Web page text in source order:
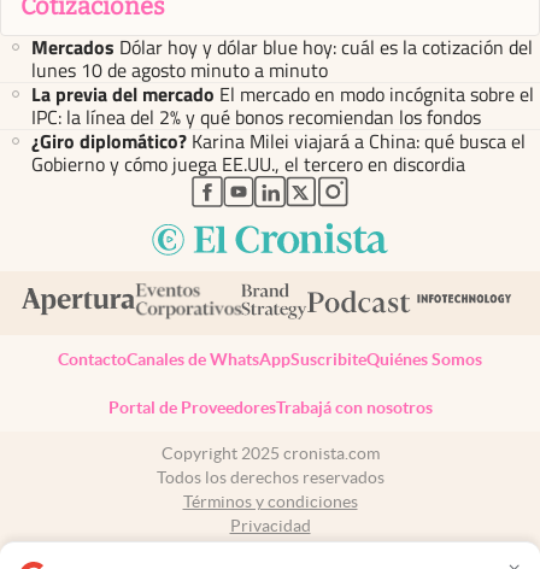
Mercados Dólar hoy y dólar blue hoy: cuál es la cotización del
lunes 10 de agosto minuto a minuto
La previa del mercado El mercado en modo incógnita sobre el
IPC: la línea del 2% y qué bonos recomiendan los fondos
¿Giro diplomático? Karina Milei viajará a China: qué busca el
Gobierno y cómo juega EE.UU., el tercero en discordia
abre en nueva pestaña
abre en nueva pestaña
abre en nueva pestaña
abre en nueva pestaña
abre en nueva pestaña
ContactoCanales de WhatsAppSuscribiteQuiénes Somos
Portal de ProveedoresTrabajá con nosotros
Copyright 2025 cronista.com
Todos los derechos reservados
Términos y condiciones
Privacidad